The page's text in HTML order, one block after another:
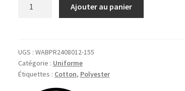
polyester,
bleu
marine,
Ajouter au panier
UGS : WABPR2408012-155
Catégorie : Uniforme
Étiquettes : Cotton, Polyester